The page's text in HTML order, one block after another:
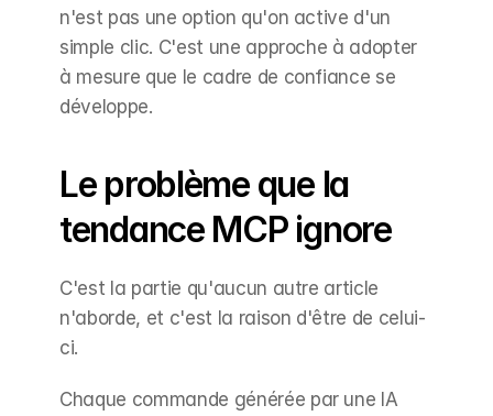
n'est pas une option qu'on active d'un
simple clic. C'est une approche à adopter
à mesure que le cadre de confiance se
développe.
Le problème que la
tendance MCP ignore
C'est la partie qu'aucun autre article
n'aborde, et c'est la raison d'être de celui-
ci.
Chaque commande générée par une IA